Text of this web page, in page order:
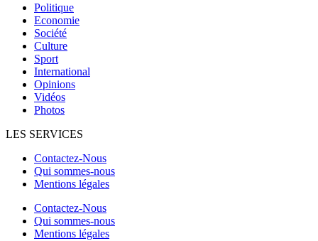
Politique
Economie
Société
Culture
Sport
International
Opinions
Vidéos
Photos
LES SERVICES
Contactez-Nous
Qui sommes-nous
Mentions légales
Contactez-Nous
Qui sommes-nous
Mentions légales